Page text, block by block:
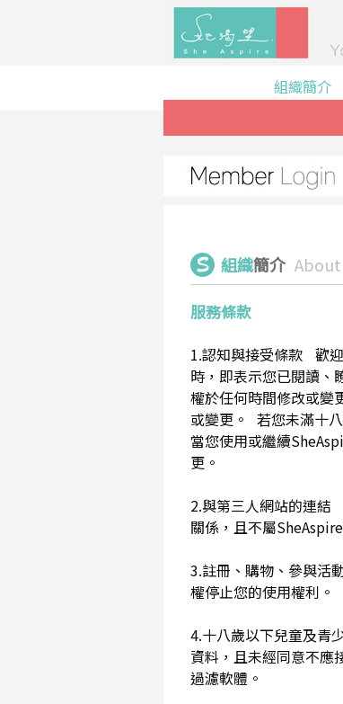
組織簡介
組織簡介 About
服務條款
1.認知與接受條款 歡
時，即表示您已閱讀、
權於任何時間修改或變
或變更。 若您未滿十
當您使用或繼續
更。
2.與第三人網站的連結
關係，且不屬
3.註冊、購物、參與活
權停止您的使用權利。
4.十八歲以下兒童及青
資料，且未經同意不應
過濾軟體。